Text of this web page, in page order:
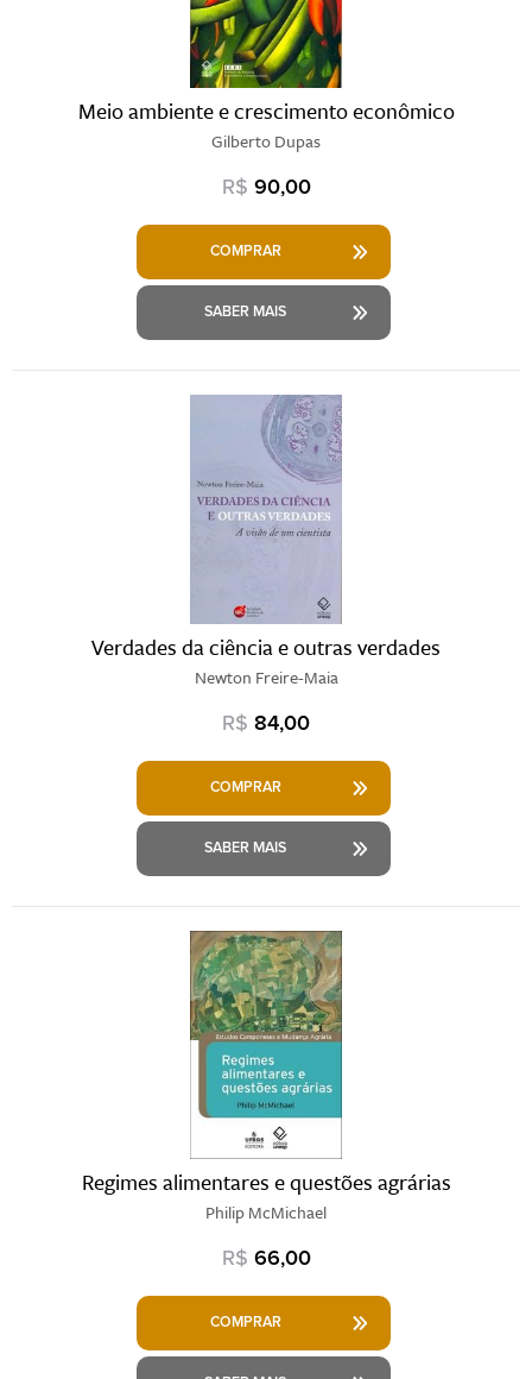
Meio ambiente e crescimento econômico
Gilberto Dupas
R$ 90,00
COMPRAR
SABER MAIS
Verdades da ciência e outras verdades
Newton Freire-Maia
R$ 84,00
COMPRAR
SABER MAIS
Regimes alimentares e questões agrárias
Philip McMichael
R$ 66,00
COMPRAR